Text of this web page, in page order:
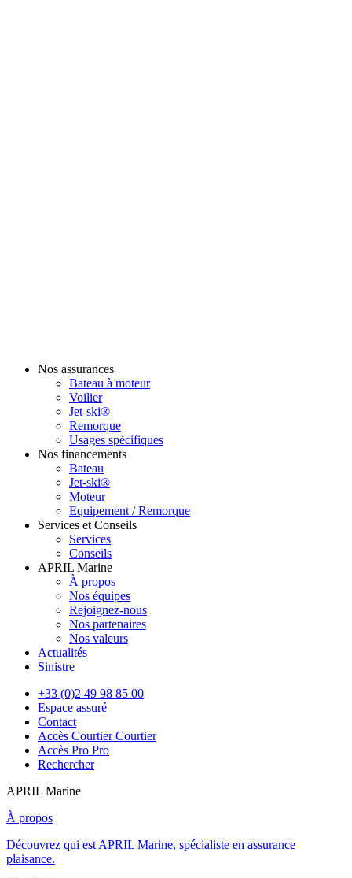
Nos assurances
Bateau à moteur
Voilier
Jet-ski®
Remorque
Usages spécifiques
Nos financements
Bateau
Jet-ski®
Moteur
Equipement / Remorque
Services et Conseils
Services
Conseils
APRIL Marine
À propos
Nos équipes
Rejoignez-nous
Nos partenaires
Nos valeurs
Actualités
Sinistre
+33 (0)2 49 98 85 00
Espace assuré
Contact
Accès Courtier Courtier
Accès Pro Pro
Rechercher
APRIL Marine
À propos
Découvrez qui est APRIL Marine, spécialiste en assurance
plaisance.